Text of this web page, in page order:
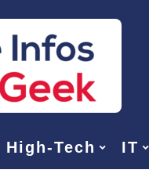
High-Tech IT